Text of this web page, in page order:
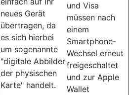
neues Gerät
übertragen, da
es sich hierbei
um sogenannte
"digitale Abbilder
der physischen
Karte" handelt.
und Visa
müssen nach
einem
Smartphone-
Wechsel erneut
freigeschaltet
und zur Apple
Wallet